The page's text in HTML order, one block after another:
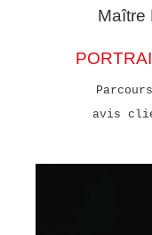
Maître
avis